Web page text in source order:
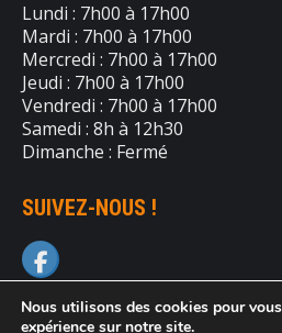
Lundi : 7h00 à 17h00
Mardi : 7h00 à 17h00
Mercredi : 7h00 à 17h00
Jeudi : 7h00 à 17h00
Vendredi : 7h00 à 17h00
Samedi : 8h à 12h30
Dimanche : Fermé
SUIVEZ-NOUS !
Nous utilisons des cookies pour
expérience sur notre site.